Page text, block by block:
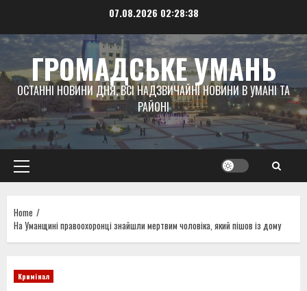
content
07.08.2026 02:28:38
ГРОМАДСЬКЕ УМАНЬ
ОСТАННІ НОВИНИ ДНЯ, ВСІ НАДЗВИЧАЙНІ НОВИНИ В УМАНІ ТА
РАЙОНІ
Primary
Menu
Home
На Уманщині правоохоронці знайшли мертвим чоловіка, який пішов із дому
Кримінал